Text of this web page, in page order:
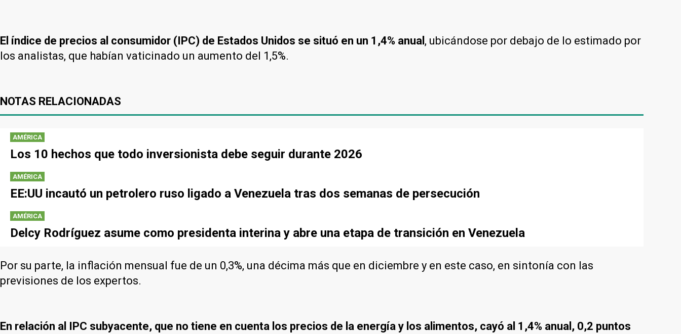
El índice de precios al consumidor (IPC) de Estados Unidos se situó en un 1,4% anual , ubicándose por debajo de lo estimado por
los analistas, que habían vaticinado un aumento del 1,5%.
NOTAS RELACIONADAS
AMÉRICA
Los 10 hechos que todo inversionista debe seguir durante 2026
AMÉRICA
EE:UU incautó un petrolero ruso ligado a Venezuela tras dos semanas de persecución
AMÉRICA
Delcy Rodríguez asume como presidenta interina y abre una etapa de transición en Venezuela
Por su parte, la inflación mensual fue de un 0,3%, una décima más que en diciembre y en este caso, en sintonía con las
previsiones de los expertos.
En relación al IPC subyacente, que no tiene en cuenta los precios de la energía y los alimentos, cayó al 1,4% anual, 0,2 puntos